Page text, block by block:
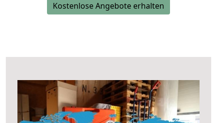
Kostenlose Angebote erhalten